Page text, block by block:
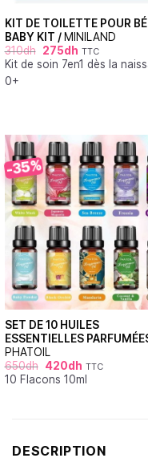
KIT DE TOILETTE POUR
BABY KIT / MINILAND
310dh 275dh TTC
Kit de soin 7en1 dès la
0+
-35%
SET DE 10 HUILES
ESSENTIELLES
PHATOIL
650dh 420dh TTC
10 Flacons 10ml
DESCRIPTION